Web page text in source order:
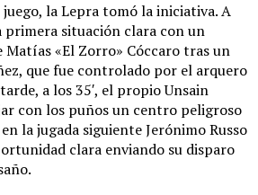
juego, la Lepra tomó la iniciativa. A
primera situación clara con un
Matías «El Zorro» Cóccaro tras un
que fue controlado por el arquero
a los 35′, el propio Unsain
con los puños un centro peligroso
la jugada siguiente Jerónimo Russo
clara enviando su disparo